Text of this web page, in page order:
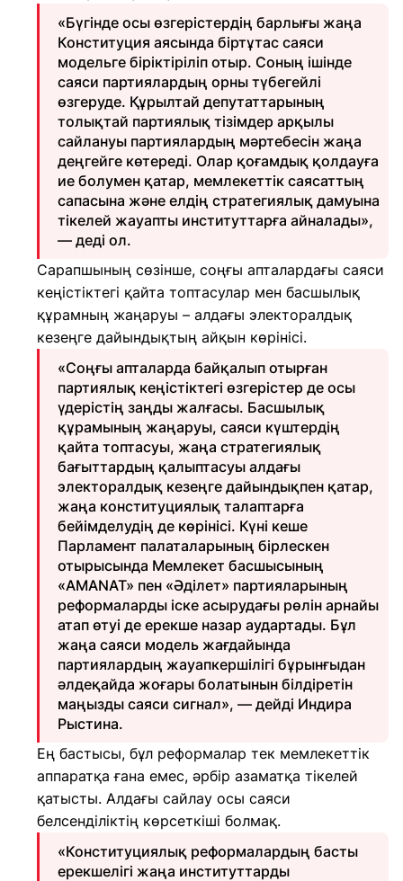
«Бүгінде осы өзгерістердің барлығы жаңа
Конституция аясында біртұтас саяси
модельге біріктіріліп отыр. Соның ішінде
саяси партиялардың орны түбегейлі
өзгеруде. Құрылтай депутаттарының
толықтай партиялық тізімдер арқылы
сайлануы партиялардың мәртебесін жаңа
деңгейге көтереді. Олар қоғамдық қолдауға
ие болумен қатар, мемлекеттік саясаттың
сапасына және елдің стратегиялық дамуына
тікелей жауапты институттарға айналады»,
— деді ол.
Сарапшының сөзінше, соңғы апталардағы саяси
кеңістіктегі қайта топтасулар мен басшылық
құрамның жаңаруы – алдағы электоралдық
кезеңге дайындықтың айқын көрінісі.
«Соңғы апталарда байқалып отырған
партиялық кеңістіктегі өзгерістер де осы
үдерістің заңды жалғасы. Басшылық
құрамының жаңаруы, саяси күштердің
қайта топтасуы, жаңа стратегиялық
бағыттардың қалыптасуы алдағы
электоралдық кезеңге дайындықпен қатар,
жаңа конституциялық талаптарға
бейімделудің де көрінісі. Күні кеше
Парламент палаталарының бірлескен
отырысында Мемлекет басшысының
«AMANAT» пен «Әділет» партияларының
реформаларды іске асырудағы рөлін арнайы
атап өтуі де ерекше назар аудартады. Бұл
жаңа саяси модель жағдайында
партиялардың жауапкершілігі бұрынғыдан
әлдеқайда жоғары болатынын білдіретін
маңызды саяси сигнал», — дейді Индира
Рыстина.
Ең бастысы, бұл реформалар тек мемлекеттік
аппаратқа ғана емес, әрбір азаматқа тікелей
қатысты. Алдағы сайлау осы саяси
белсенділіктің көрсеткіші болмақ.
«Конституциялық реформалардың басты
ерекшелігі жаңа институттарды